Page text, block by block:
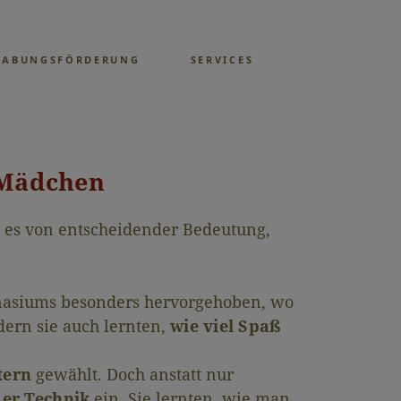
SERVICES
von entscheidender Bedeutung,
besonders hervorgehoben, wo
sie auch lernten, wie viel Spaß
gewählt. Doch anstatt nur